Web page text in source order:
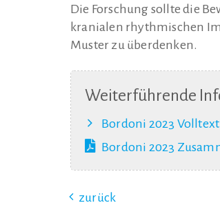
Die Forschung sollte die
kranialen rhythmischen
Muster zu überdenken.
Weiterführende
Bordoni 2023
Bordoni 2023
zurück